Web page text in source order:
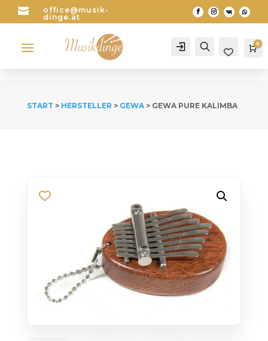

office@musik-
dinge.at
a Account Search 0
START > HERSTELLER > GEWA> GEWA PURE KALIMBA